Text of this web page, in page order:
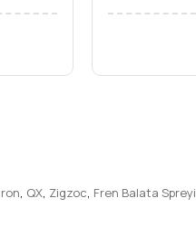
, QX, Zigzoc, Fren Balata Spreyi